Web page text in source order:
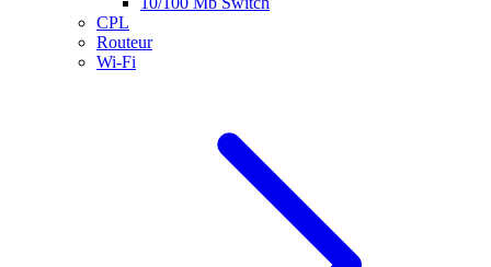
CPL
Routeur
Wi-Fi